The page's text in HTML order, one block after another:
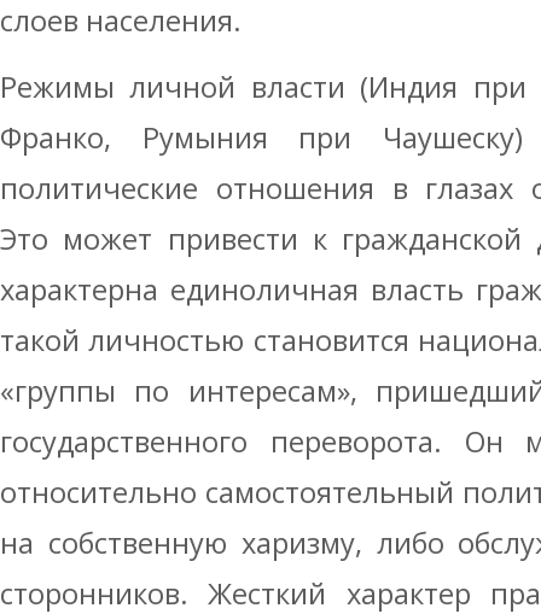
слоев населения.
Режимы личной власти (Индия
Франко, Румыния при Чаушеску)
политические отношения в глазах
Это может привести к гражданской
характерна единоличная власть
такой личностью становится
«группы по интересам»,
государственного переворота.
относительно самостоятельный
на собственную харизму, либо
сторонников. Жесткий характер